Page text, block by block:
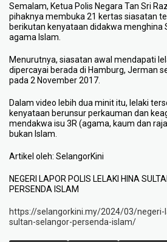
Semalam, Ketua Polis Negara Tan Sri
pihaknya membuka 21 kertas siasatan
berikutan kenyataan didakwa menghina
agama Islam.
Menurutnya, siasatan awal mendapati
dipercayai berada di Hamburg, Jerman
pada 2 November 2017.
Dalam video lebih dua minit itu, lelaki
kenyataan berunsur perkauman dan
mendakwa isu 3R (agama, kaum dan
bukan Islam.
Artikel oleh: SelangorKini
NEGERI LAPOR POLIS LELAKI HINA
PERSENDA ISLAM
https://selangorkini.my/2024/03/negeri-
sultan-selangor-persenda-islam/